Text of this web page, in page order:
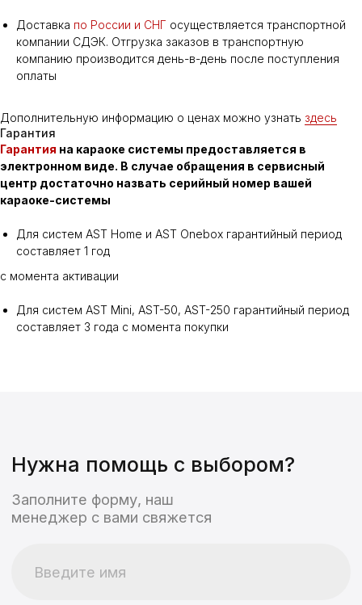
Доставка по России и СНГ осуществляется транспортной
компании СДЭК. Отгрузка заказов в транспортную
компанию производится день-в-день после поступления
оплаты
Дополнительную информацию о ценах можно узнать здесь
Гарантия
Гарантия на караоке системы предоставляется в
электронном виде. В случае обращения в сервисный
центр достаточно назвать серийный номер вашей
караоке-системы
Для систем AST Home и AST Onebox гарантийный период
составляет 1 год
с момента активации
Для систем AST Mini, AST-50, AST-250 гарантийный период
составляет 3 года с момента покупки
Нужна помощь с выбором?
менеджер с вами свяжется
Нажимая кнопку “Отправить” вы
соглашаетесь с политикой
+7
Отправить
Караоке для дома
Профессиональное караоке
Доставка и оплата
Готовые караоке решения
Trade-in
Обновление